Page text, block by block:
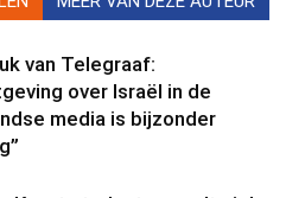
van Telegraaf:
over Israël in de
media is bijzonder